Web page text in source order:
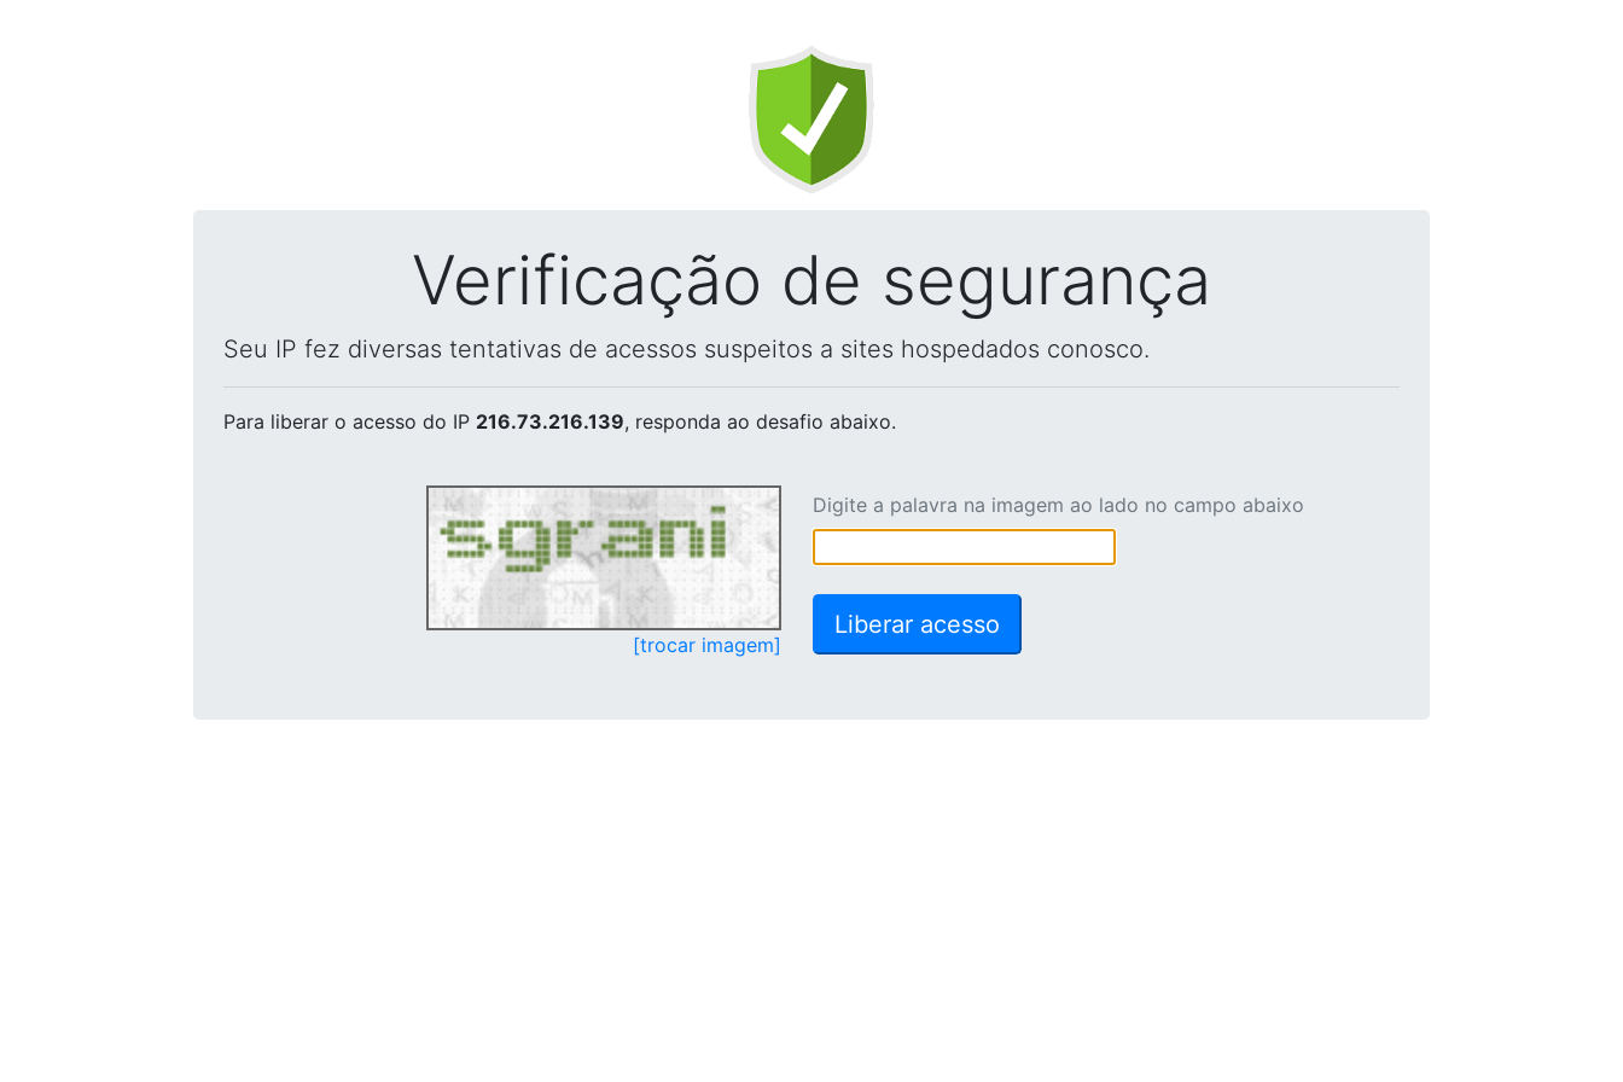
Verificação de segurança
Seu IP fez diversas tentativas de acessos suspeitos a sites hospedados conosco.
Para liberar o acesso do IP 216.73.216.139, responda ao desafio abaixo.
[trocar imagem]
Digite a palavra na imagem ao lado no campo abaixo